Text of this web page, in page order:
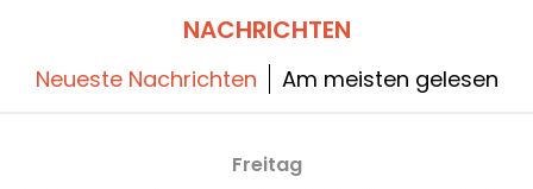
NACHRICHTEN
Neueste Nachrichten Am meisten gelesen
Freitag